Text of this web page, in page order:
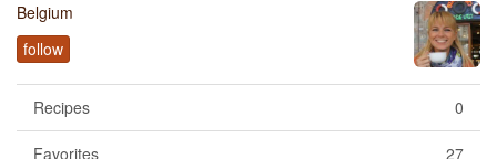
Belgium
follow
0
Recipes
27
Favorites